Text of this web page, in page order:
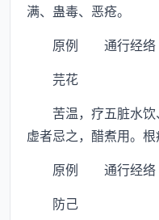
满、蛊毒、恶疮。
原例 通行经络
芫花
苦温，疗五脏水饮
虚者忌之，醋煮用。根
原例 通行经络
防己